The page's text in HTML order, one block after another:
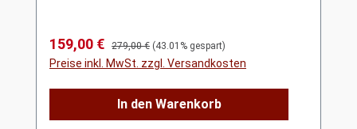
Verkaufspreis:
159,00 € Regulärer Preis:
279,00 € (43.01% gespart)
Preise inkl. MwSt. zzgl. Versandkosten
In den Warenkorb